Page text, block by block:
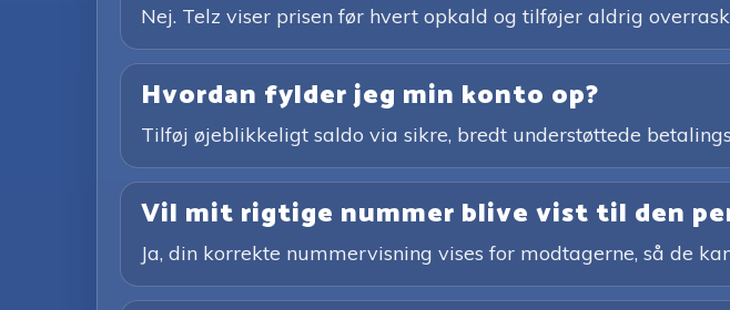
Nej. Telz viser prisen før hvert opkald og tilføjer aldrig
Hvordan fylder jeg min konto op?
Tilføj øjeblikkeligt saldo via sikre, bredt understøttede
Vil mit rigtige nummer blive vist til den
Ja, din korrekte nummervisning vises for modtagerne, så de